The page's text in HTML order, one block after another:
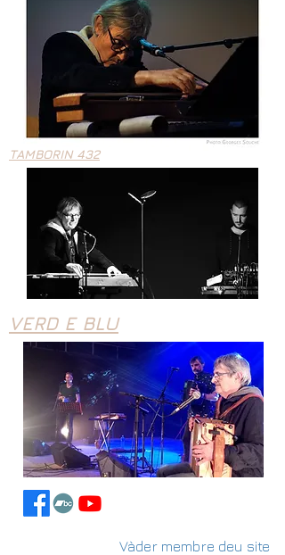
TAMBORIN 432
VERD E BLU
Vàder membre deu site